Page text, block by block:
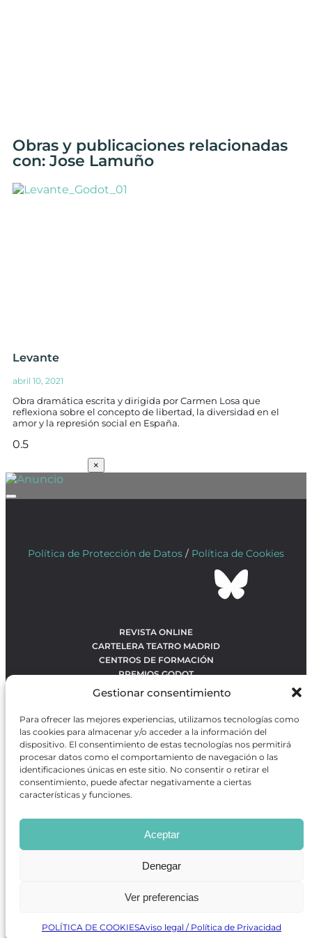
Gestionar consentimiento
Para ofrecer las mejores experiencias, utilizamos tecnologías como
las cookies para almacenar y/o acceder a la información del
dispositivo. El consentimiento de estas tecnologías nos permitirá
procesar datos como el comportamiento de navegación o las
identificaciones únicas en este sitio. No consentir o retirar el
consentimiento, puede afectar negativamente a ciertas
características y funciones.
Aceptar
Denegar
Ver preferencias
POLÍTICA DE COOKIESAviso legal / Política de Privacidad
Obras y publicaciones relacionadas
con: Jose Lamuño
Levante
abril 10, 2021
Obra dramática escrita y dirigida por Carmen Losa que
reflexiona sobre el concepto de libertad, la diversidad en el
amor y la represión social en España.
×
Política de Protección de Datos / Política de Cookies
REVISTA ONLINE
CARTELERA TEATRO MADRID
CENTROS DE FORMACIÓN
PREMIOS GODOT
CONTACTO
OBRAS MÁS VOTADAS
RANKING MEJORES OBRAS
BÚSQUEDA AVANZADA DE OBRAS
Revista GODOTes una revista independiente especializada
en información sobre artes escénicas de Madrid, gratuita y
que se distribuye en espacios escénicos, además de otros
puntos de interés turístico y de ocio de la capital.
Desarrollado por Precise Future